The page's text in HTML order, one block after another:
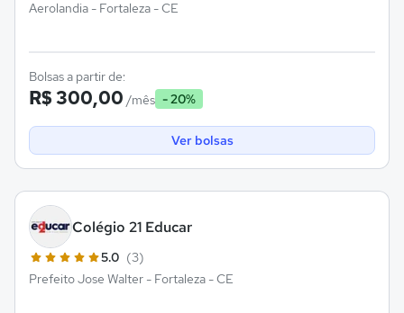
Aerolandia - Fortaleza - CE
Bolsas a partir de:
R$ 300,00 /mês - 20%
Ver bolsas
Colégio 21 Educar
5.0 (3)
Prefeito Jose Walter - Fortaleza - CE